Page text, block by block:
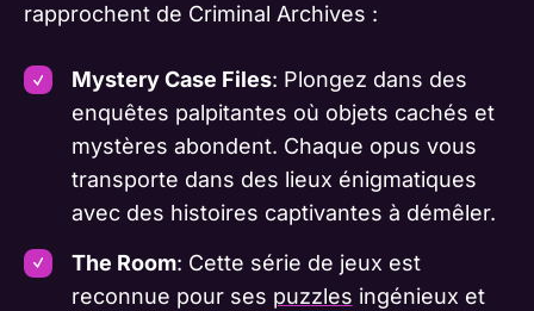
rapprochent de Criminal Archives :
Mystery Case Files: Plongez dans des
enquêtes palpitantes où objets cachés et
mystères abondent. Chaque opus vous
transporte dans des lieux énigmatiques
avec des histoires captivantes à démêler.
The Room: Cette série de jeux est
reconnue pour ses puzzles ingénieux et